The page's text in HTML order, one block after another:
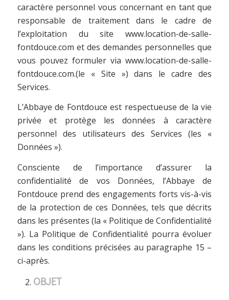
caractère personnel vous concernant en tant que
responsable de traitement dans le cadre de
l’exploitation du site www.location-de-salle-
fontdouce.com et des demandes personnelles que
vous pouvez formuler via www.location-de-salle-
fontdouce.com.(le « Site ») dans le cadre des
Services.
L’Abbaye de Fontdouce est respectueuse de la vie
privée et protège les données à caractère
personnel des utilisateurs des Services (les «
Données »).
Consciente de l’importance d’assurer la
confidentialité de vos Données, l’Abbaye de
Fontdouce prend des engagements forts vis-à-vis
de la protection de ces Données, tels que décrits
dans les présentes (la « Politique de Confidentialité
»). La Politique de Confidentialité pourra évoluer
dans les conditions précisées au paragraphe 15 –
ci-après.
OBJET